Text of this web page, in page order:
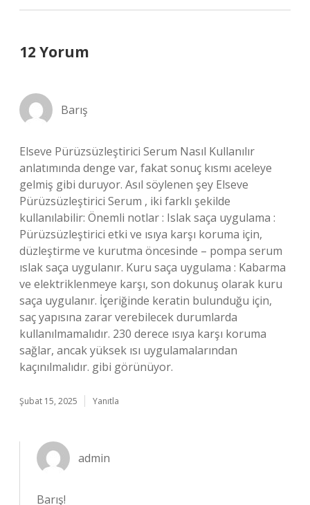
12 Yorum
Barış
Elseve Pürüzsüzleştirici Serum Nasıl Kullanılır
anlatımında denge var, fakat sonuç kısmı aceleye
gelmiş gibi duruyor. Asıl söylenen şey Elseve
Pürüzsüzleştirici Serum , iki farklı şekilde
kullanılabilir: Önemli notlar : Islak saça uygulama :
Pürüzsüzleştirici etki ve ısıya karşı koruma için,
düzleştirme ve kurutma öncesinde – pompa serum
ıslak saça uygulanır. Kuru saça uygulama : Kabarma
ve elektriklenmeye karşı, son dokunuş olarak kuru
saça uygulanır. İçeriğinde keratin bulunduğu için,
saç yapısına zarar verebilecek durumlarda
kullanılmamalıdır. 230 derece ısıya karşı koruma
sağlar, ancak yüksek ısı uygulamalarından
kaçınılmalıdır. gibi görünüyor.
Şubat 15, 2025 Yanıtla
admin
Barış!